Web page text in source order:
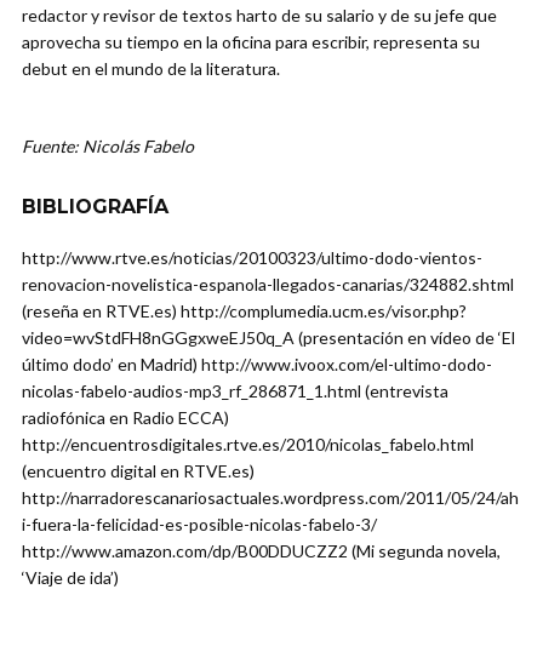
redactor y revisor de textos harto de su salario y de su jefe que
aprovecha su tiempo en la oficina para escribir, representa su
debut en el mundo de la literatura.
Fuente: Nicolás Fabelo
BIBLIOGRAFÍA
http://www.rtve.es/noticias/20100323/ultimo-dodo-vientos-
renovacion-novelistica-espanola-llegados-canarias/324882.shtml
(reseña en RTVE.es) http://complumedia.ucm.es/visor.php?
video=wvStdFH8nGGgxweEJ50q_A (presentación en vídeo de ‘El
último dodo’ en Madrid) http://www.ivoox.com/el-ultimo-dodo-
nicolas-fabelo-audios-mp3_rf_286871_1.html (entrevista
radiofónica en Radio ECCA)
http://encuentrosdigitales.rtve.es/2010/nicolas_fabelo.html
(encuentro digital en RTVE.es)
http://narradorescanariosactuales.wordpress.com/2011/05/24/ah
i-fuera-la-felicidad-es-posible-nicolas-fabelo-3/
http://www.amazon.com/dp/B00DDUCZZ2 (Mi segunda novela,
‘Viaje de ida’)